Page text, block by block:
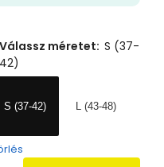
Válassz méretet: S (37-
42)
S (37-42) L (43-48)